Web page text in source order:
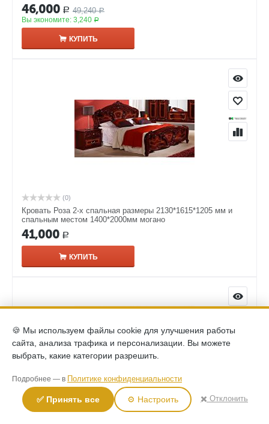
46,000 Р 49,240 Р
Вы экономите: 3,240 Р
КУПИТЬ
(0)
Кровать Роза 2-х спальная размеры 2130*1615*1205 мм и
спальным местом 1400*2000мм могано
41,000 Р
КУПИТЬ
🍪 Мы используем файлы cookie для улучшения работы
сайта, анализа трафика и персонализации. Вы можете
выбрать, какие категории разрешить.
Подробнее — в Политике конфиденциальности
✅ Принять все ⚙️ Настроить ✖️ Отклонить